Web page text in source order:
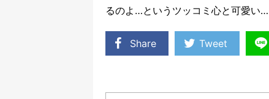
るのよ…というツッコミ心と可愛い
Share Tweet